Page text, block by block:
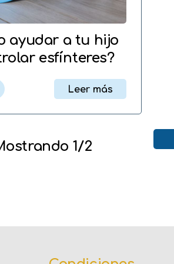
ayudar a tu hijo
esfínteres?
Leer más
1/2